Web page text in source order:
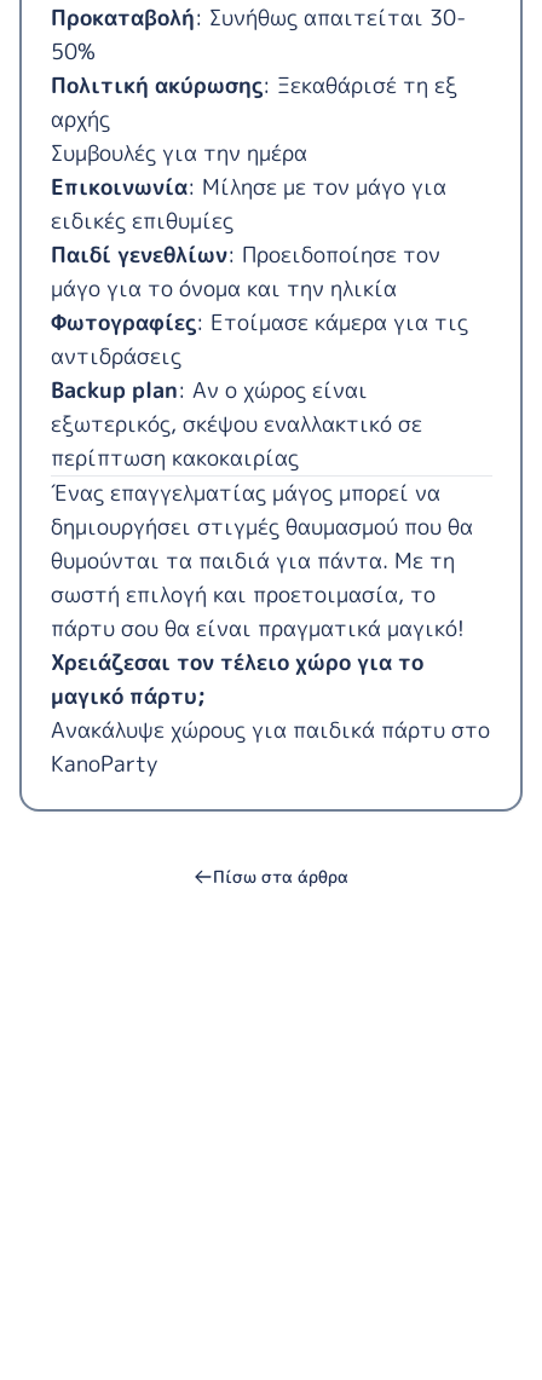
Προκαταβολή: Συνήθως απαιτείται 30-
50%
Πολιτική ακύρωσης: Ξεκαθάρισέ τη εξ
αρχής
Συμβουλές για την ημέρα
Επικοινωνία: Μίλησε με τον μάγο για
ειδικές επιθυμίες
Παιδί γενεθλίων: Προειδοποίησε τον
μάγο για το όνομα και την ηλικία
Φωτογραφίες: Ετοίμασε κάμερα για τις
αντιδράσεις
Backup plan: Αν ο χώρος είναι
εξωτερικός, σκέψου εναλλακτικό σε
περίπτωση κακοκαιρίας
Ένας επαγγελματίας μάγος μπορεί να
δημιουργήσει στιγμές θαυμασμού που θα
θυμούνται τα παιδιά για πάντα. Με τη
σωστή επιλογή και προετοιμασία, το
πάρτυ σου θα είναι πραγματικά μαγικό!
Χρειάζεσαι τον τέλειο χώρο για το
μαγικό πάρτυ;
Ανακάλυψε χώρους για παιδικά πάρτυ στο
KanoParty
Πίσω στα άρθρα